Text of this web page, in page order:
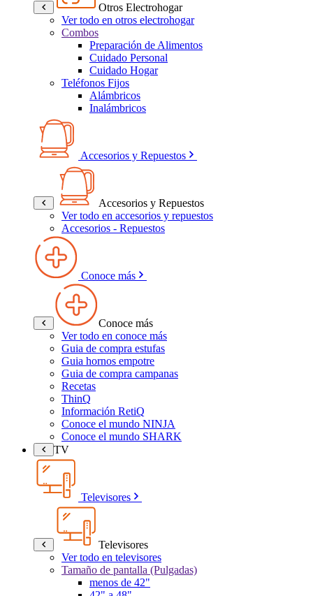
Otros Electrohogar
Ver todo en otros electrohogar
Combos
Preparación de Alimentos
Cuidado Personal
Cuidado Hogar
Teléfonos Fijos
Alámbricos
Inalámbricos
Accesorios y Repuestos
Accesorios y Repuestos
Ver todo en accesorios y repuestos
Accesorios - Repuestos
Conoce más
Conoce más
Ver todo en conoce más
Guia de compra estufas
Guia hornos empotre
Guia de compra campanas
Recetas
ThinQ
Información RetiQ
Conoce el mundo NINJA
Conoce el mundo SHARK
TV
Televisores
Televisores
Ver todo en televisores
Tamaño de pantalla (Pulgadas)
menos de 42"